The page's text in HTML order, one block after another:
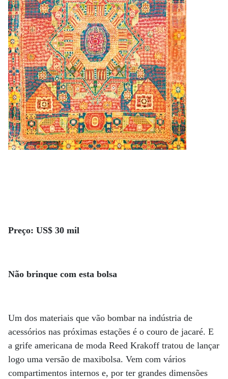
Preço: US$ 30 mil
Não brinque com esta bolsa
Um dos materiais que vão bombar na indústria de
acessórios nas próximas estações é o couro de jacaré. E
a grife americana de moda Reed Krakoff tratou de lançar
logo uma versão de maxibolsa. Vem com vários
compartimentos internos e, por ter grandes dimensões